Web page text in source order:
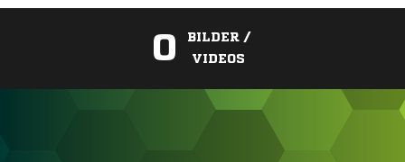
0
BILDER /
VIDEOS